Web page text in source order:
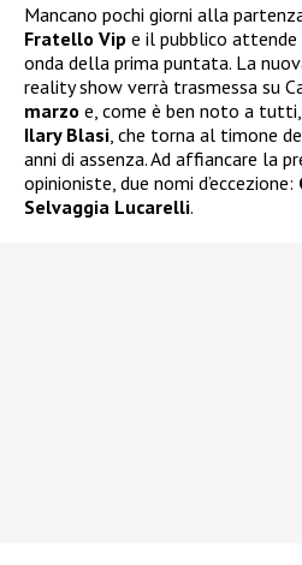
Mancano pochi giorni alla
Fratello Vip e il pubblico attende
onda della prima puntata. La
reality show verrà trasmessa su
marzo e, come è ben noto a
Ilary Blasi , che torna al timone
anni di assenza. Ad affiancare la
opinioniste, due nomi d’eccezione:
Selvaggia Lucarelli.